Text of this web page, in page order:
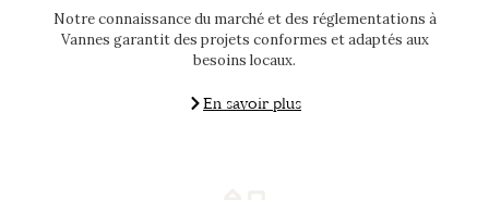
Notre connaissance du marché et des réglementations à
Vannes garantit des projets conformes et adaptés aux
besoins locaux.
En savoir plus